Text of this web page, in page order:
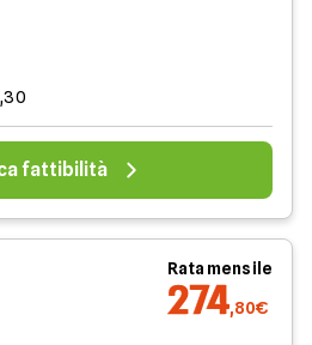
fattibilità
Rata mensile
274,80€